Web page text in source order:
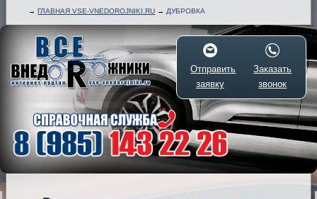
→ГЛАВНАЯ VSE-VNEDOROJNIKI.RU → ДУБРОВКА
Отправить
заявку
Заказать
звонок